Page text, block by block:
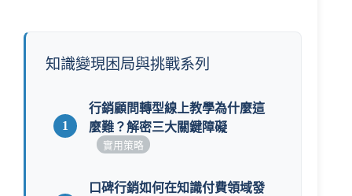
知識變現困局與挑戰系列
1
行銷顧問轉型線上教學為什麼這
麼難？解密三大關鍵障礙
實用策略
口碑行銷如何在知識付費領域發